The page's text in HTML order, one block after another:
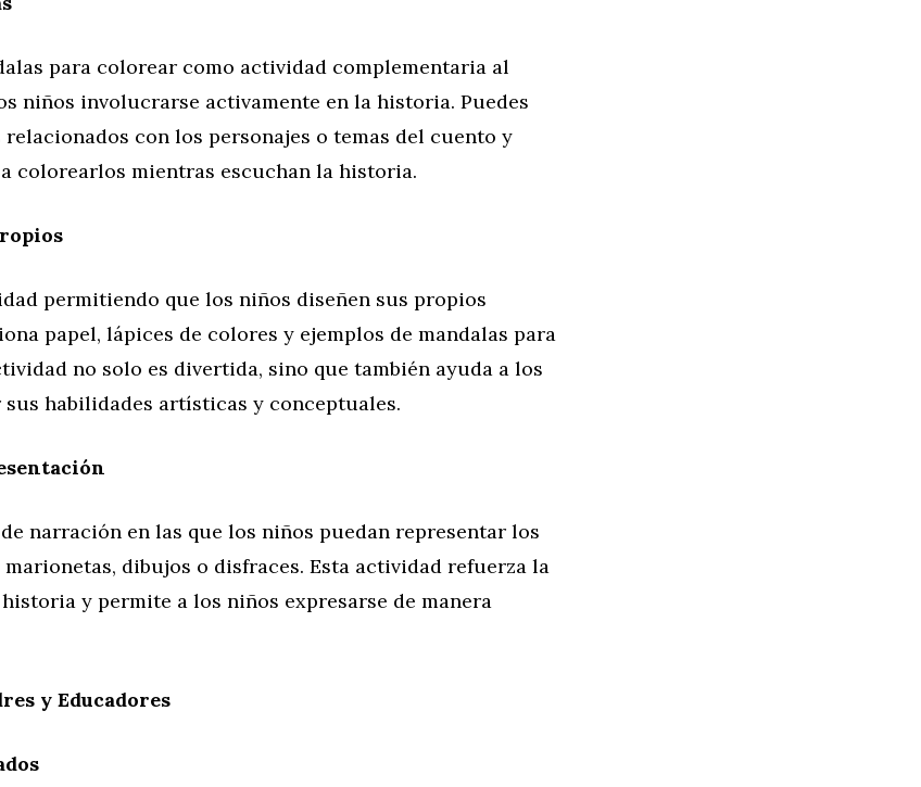
para colorear como actividad complementaria al
niños involucrarse activamente en la historia. Puedes
con los personajes o temas del cuento y
colorearlos mientras escuchan la historia.
permitiendo que los niños diseñen sus propios
papel, lápices de colores y ejemplos de mandalas para
no solo es divertida, sino que también ayuda a los
habilidades artísticas y conceptuales.
narración en las que los niños puedan representar los
dibujos o disfraces. Esta actividad refuerza la
y permite a los niños expresarse de manera
y Educadores